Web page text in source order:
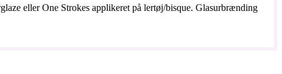
eller One Strokes applikeret på lertøj/bisque. Glasurbrænding